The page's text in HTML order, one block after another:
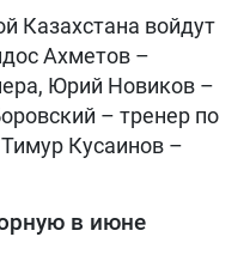
Казахстана войдут
Ахметов –
Юрий Новиков –
– тренер по
Кусаинов –
в июне